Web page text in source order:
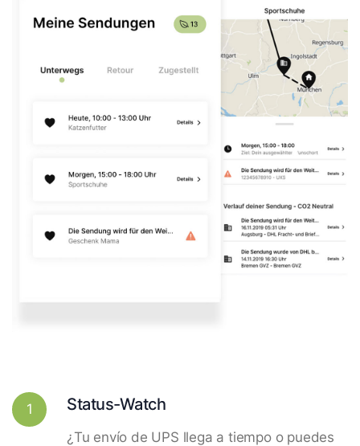
1 Status-Watch
¿Tu envío de UPS llega a tiempo o puedes